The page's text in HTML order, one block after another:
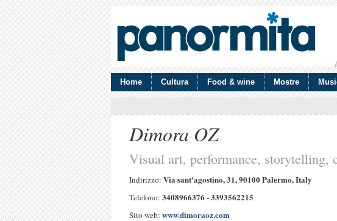
Home Cultura Food & wine Mostre
Dimora OZ
Visual art, performance, storytelling,
Indirizzo: Via sant'agostino, 31, 90100 Palermo, Italy
Telefono: 3408966376 - 3393562215
Sito web: www.dimoraoz.com